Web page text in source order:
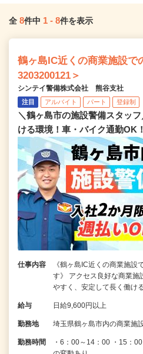
全 8件中 1 - 8件を表示
鶴ヶ島IC近くの商業施設で
3203200121＞
シンテイ警備株式会社 熊谷支社
注目 アルバイト パート 登録制
＼鶴ヶ島市の施設警備スタッ
ける環境！車・バイク通勤OK
仕事内容
《鶴ヶ島IC近くの商業施設
す》 アクセス良好な商業施
やすく、安定して長く働け
給与 日給9,600円以上
勤務地 埼玉県鶴ヶ島市内の商業
勤務時間
・6：00～14：00 ・15：